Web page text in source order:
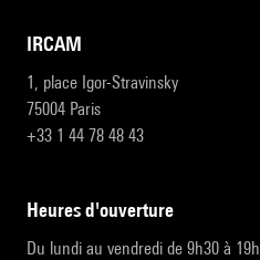
IRCAM
1, place Igor-Stravinsky
75004 Paris
+33 1 44 78 48 43
heures d'ouverture
Du lundi au vendredi de 9h30 à 19h